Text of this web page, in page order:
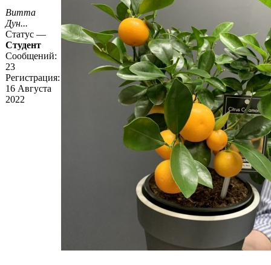
Витта
Дун...
Статус —
Студент
Сообщений:
23
Регистрация:
16 Августа
2022